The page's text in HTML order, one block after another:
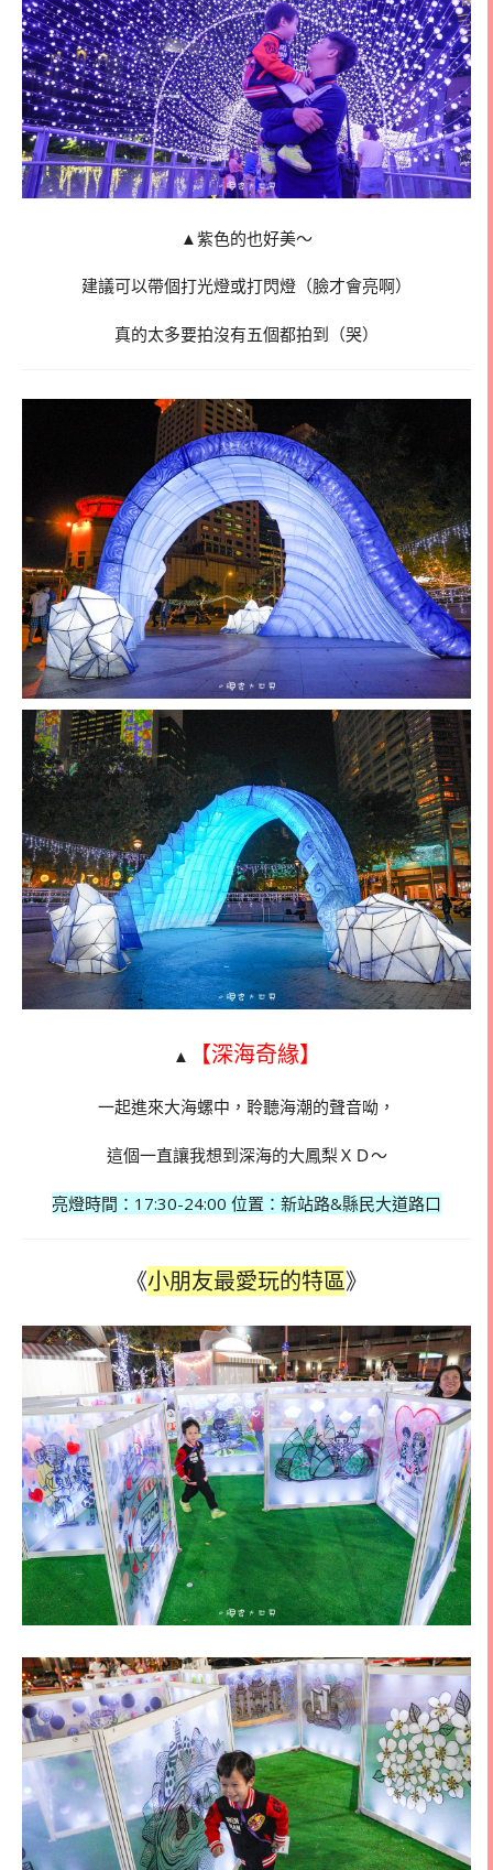
▲紫色的也好美～
建議可以帶個打光燈或打閃燈（臉才會亮啊）
真的太多要拍沒有五個都拍到（哭）
▲ 【深海奇緣】
一起進來大海螺中，聆聽海潮的聲音呦，
這個一直讓我想到深海的大鳳梨ＸＤ～
亮燈時間： 17:30-24:00 位置：新站路&縣民大道路口
《小朋友最愛玩的特區》